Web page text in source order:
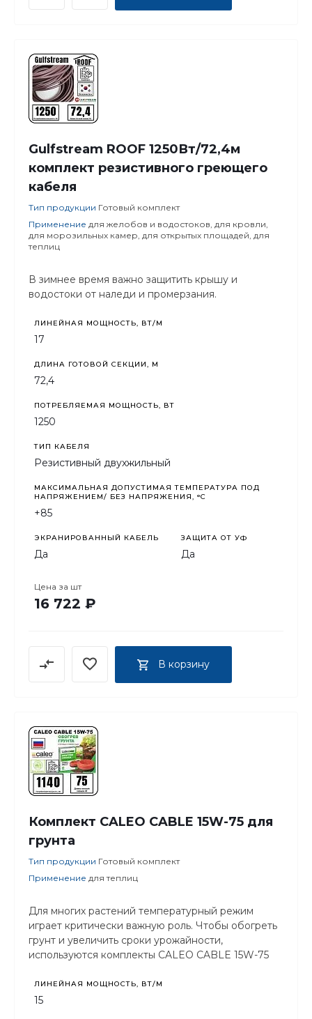
Gulfstream ROOF 1250Вт/72,4м
комплект резистивного греющего
кабеля
Тип продукции Готовый комплект
Применение для желобов и водостоков, для кровли,
для морозильных камер, для открытых площадей, для
теплиц
В зимнее время важно защитить крышу и
водостоки от наледи и промерзания.
ЛИНЕЙНАЯ МОЩНОСТЬ, ВТ/М
17
ДЛИНА ГОТОВОЙ СЕКЦИИ, М
72,4
ПОТРЕБЛЯЕМАЯ МОЩНОСТЬ, ВТ
1250
ТИП КАБЕЛЯ
Резистивный двухжильный
МАКСИМАЛЬНАЯ ДОПУСТИМАЯ ТЕМПЕРАТУРА ПОД
НАПРЯЖЕНИЕМ/ БЕЗ НАПРЯЖЕНИЯ, °C
+85
ЭКРАНИРОВАННЫЙ КАБЕЛЬ
Да
ЗАЩИТА ОТ УФ
Да
Цена за шт
16 722 ₽
В корзину
Комплект CALEO CABLE 15W-75 для
грунта
Тип продукции Готовый комплект
Применение для теплиц
Для многих растений температурный режим
играет критически важную роль. Чтобы обогреть
грунт и увеличить сроки урожайности,
используются комплекты CALEO CABLE 15W-75
ЛИНЕЙНАЯ МОЩНОСТЬ, ВТ/М
15